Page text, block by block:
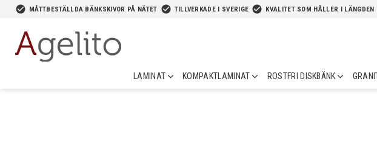
check_circle MÅTTBESTÄLLDA BÄNKSKIVOR PÅ NÄTET check_circle TILLVERKADE I SVERIGE check_circle KVALITET SOM HÅLLER I LÄNGDEN
LAMINAT KOMPAKTLAMINAT ROSTFRI DISKBÄNK